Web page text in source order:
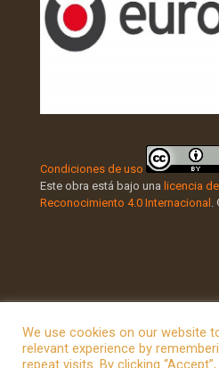
Condiciones de uso
Este obra está bajo una licencia
Reconocimiento 4.0 Internacional .
We use cookies on our website
relevant experience by
repeat visits. By clicking